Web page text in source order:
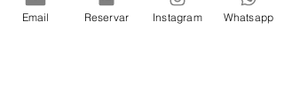
abstracto, el lienzo puede
transformarse en una arquitectura
Email Reservar Instagram Whatsapp